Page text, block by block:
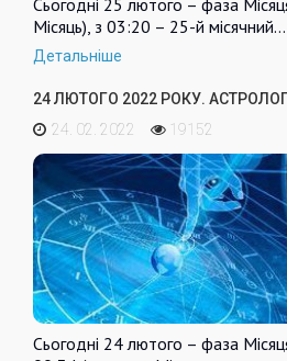
Сьогодні 25 лютого – фаза
Місяць), з 03:20 – 25-й місячний…
Детальніше
24 ЛЮТОГО 2022 РОКУ.
24. 02. 2022
19152
Сьогодні 24 лютого – фаза